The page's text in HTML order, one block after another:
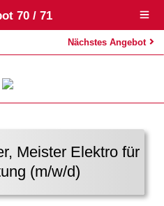
70 / 71
Open
menu
Nächstes Angebot
Meister Elektro für
(m/w/d)